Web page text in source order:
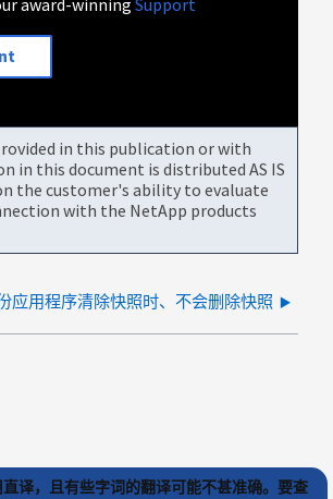
in this publication or with
in this document is distributed AS IS
the customer's ability to evaluate
with the NetApp products
应用程序清除快照时、不会删除快照
译，且有些字词的翻译可能不甚准确。要查